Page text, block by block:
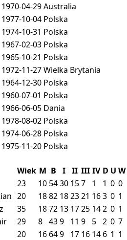
1970-04-29Australia
1977-10-04 Polska
1974-10-31 Polska
1967-02-03 Polska
1965-10-21 Polska
1972-11-27Wielka Brytania
1964-12-30 Polska
1960-07-01 Polska
1966-06-05 Dania
1978-08-02 Polska
1974-06-28 Polska
1975-11-20 Polska
Wiek M B I II III IV D U W
23 10 5430 157 1 1 0 0
20 1882 182321 163 0 1
35 1872 13 1725 142 0 1
29 8 439 11 9 5 2 0 7
20 16 649 17 16 14 6 1 1